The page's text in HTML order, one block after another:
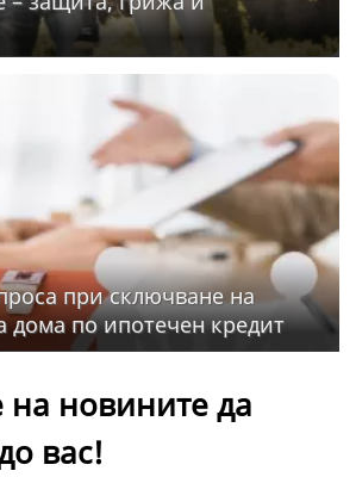
при сключване на
дома по ипотечен кредит
на новините да
вас!